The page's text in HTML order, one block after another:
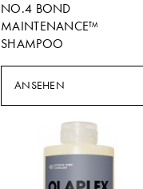
NO.4 BOND
MAINTENANCE™
SHAMPOO
ANSEHEN